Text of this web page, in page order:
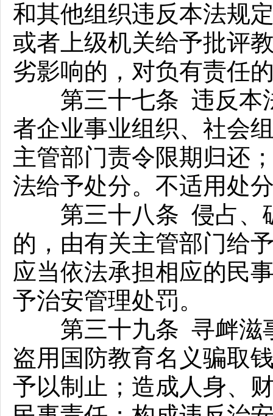
和其他组织违反本法规
或者上级机关给予批评
劣影响的，对负有责任
第三十七条 违反本法
者企业事业组织、社会
主管部门责令限期归还
法给予处分。不适用处
第三十八条 侵占、破
的，由有关主管部门给
应当依法承担相应的民
予治安管理处罚。
第三十九条 寻衅滋事
盗用国防教育名义骗取
予以制止；造成人身、